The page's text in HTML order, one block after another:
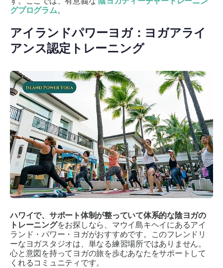
グプログラム。
アイランドパワーヨガ：ヨガアライ
アンス認定トレーニング
ハワイで、サポート体制が整っていて体系的な陰ヨガの
トレーニングをお探しなら、マウイ島キヘイにあるアイ
ランド・パワー・ヨガがおすすめです。このフレンドリ
ーなヨガスタジオは、単なる練習場所ではありません。
心と意図を持ってヨガの旅を歩むあなたをサポートして
くれるコミュニティです。